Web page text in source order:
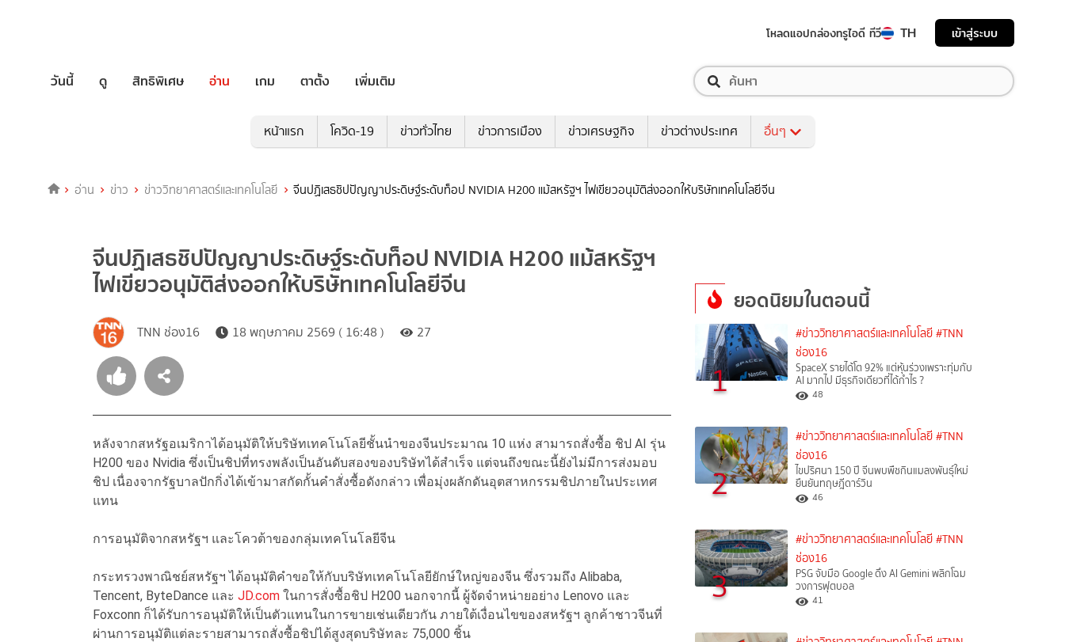
โหลดแอปกล่องทรูไอดี ทีวี TH เข้าสู่ระบบ
วันนี้ ดู สิทธิพิเศษ อ่าน เกม ตาตั้ง เพิ่มเติม
หน้าแรก โควิด-19 ข่าวทั่วไทย ข่าวการเมือง ข่าวเศรษฐกิจ ข่าวต่างประเทศ อื่นๆ
อ่าน ข่าว ข่าววิทยาศาสตร์และเทคโนโลยี จีนปฏิเสธชิปปัญญาประดิษฐ์ระดับท็อป NVIDIA H200 แม้สหรัฐฯ ไฟเขียวอนุมัติส่งออกให้บริษัทเทคโนโลยีจีน
จีนปฏิเสธชิปปัญญาประดิษฐ์ระดับท็อป NVIDIA H200 แม้สหรัฐฯ
ไฟเขียวอนุมัติส่งออกให้บริษัทเทคโนโลยีจีน
TNN ช่อง16 18 พฤษภาคม 2569 ( 16:48 ) 27
หลังจากสหรัฐอเมริกาได้อนุมัติให้บริษัทเทคโนโลยีชั้นนำของจีนประมาณ 10 แห่ง สามารถสั่งซื้อ ชิป AI รุ่น
H200 ของ Nvidia ซึ่งเป็นชิปที่ทรงพลังเป็นอันดับสองของบริษัทได้สำเร็จ แต่จนถึงขณะนี้ยังไม่มีการส่งมอบ
ชิป เนื่องจากรัฐบาลปักกิ่งได้เข้ามาสกัดกั้นคำสั่งซื้อดังกล่าว เพื่อมุ่งผลักดันอุตสาหกรรมชิปภายในประเทศ
แทน
การอนุมัติจากสหรัฐฯ และโควต้าของกลุ่มเทคโนโลยีจีน
กระทรวงพาณิชย์สหรัฐฯ ได้อนุมัติคำขอให้กับบริษัทเทคโนโลยียักษ์ใหญ่ของจีน ซึ่งรวมถึง Alibaba,
Tencent, ByteDance และ JD.com ในการสั่งซื้อชิป H200 นอกจากนี้ ผู้จัดจำหน่ายอย่าง Lenovo และ
Foxconn ก็ได้รับการอนุมัติให้เป็นตัวแทนในการขายเช่นเดียวกัน ภายใต้เงื่อนไขของสหรัฐฯ ลูกค้าชาวจีนที่
ผ่านการอนุมัติแต่ละรายสามารถสั่งซื้อชิปได้สูงสุดบริษัทละ 75,000 ชิ้น
ยอดนิยมในตอนนี้
1
#ข่าววิทยาศาสตร์และเทคโนโลยี #TNN
ช่อง16
SpaceX รายได้โต 92% แต่หุ้นร่วงเพราะทุ่มกับ
AI มากไป มีธุรกิจเดียวที่ได้กำไร ?
48
2
#ข่าววิทยาศาสตร์และเทคโนโลยี #TNN
ช่อง16
ไขปริศนา 150 ปี จีนพบพืชกินแมลงพันธุ์ใหม่
ยืนยันทฤษฎีดาร์วิน
46
3
#ข่าววิทยาศาสตร์และเทคโนโลยี #TNN
ช่อง16
PSG จับมือ Google ดึง AI Gemini พลิกโฉม
วงการฟุตบอล
41